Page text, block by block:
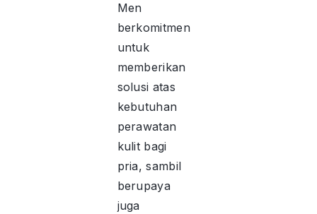
Men
berkomitmen
untuk
memberikan
solusi atas
kebutuhan
perawatan
kulit bagi
pria, sambil
berupaya
juga